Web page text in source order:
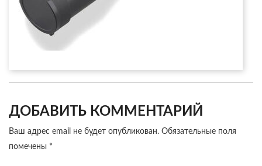
ДОБАВИТЬ КОММЕНТАРИЙ
Ваш адрес email не будет опубликован. Обязательные поля
помечены *